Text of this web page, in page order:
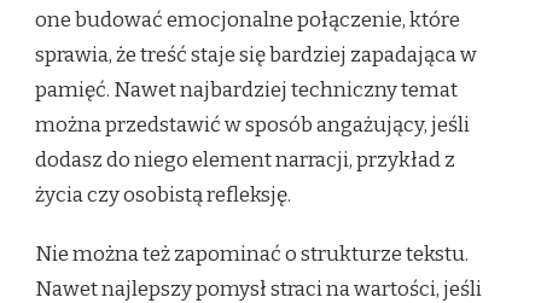
one budować emocjonalne połączenie, które
sprawia, że treść staje się bardziej zapadająca w
pamięć. Nawet najbardziej techniczny temat
można przedstawić w sposób angażujący, jeśli
dodasz do niego element narracji, przykład z
życia czy osobistą refleksję.
Nie można też zapominać o strukturze tekstu.
Nawet najlepszy pomysł straci na wartości, jeśli